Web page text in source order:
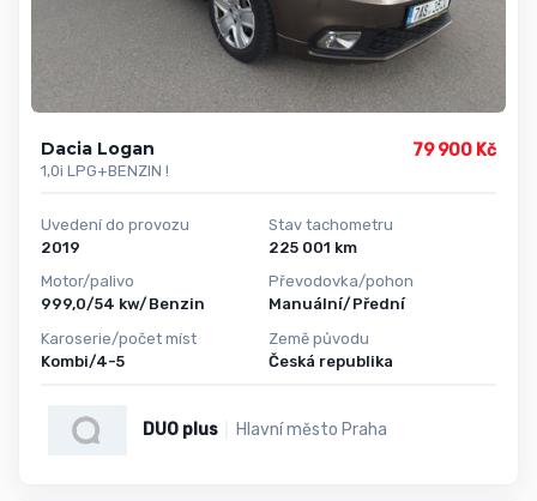
Dacia Logan
1,0i LPG+BENZIN !
79 900 Kč
Uvedení do provozu
2019
Motor/palivo
999,0/54 kw/Benzin
Karoserie/počet míst
Kombi/4-5
Stav tachometru
225 001 km
Převodovka/pohon
Manuální/Přední
Země původu
Česká republika
DUO plus Hlavní město Praha